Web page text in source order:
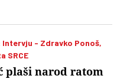
Intervju - Zdravko Ponoš,
SRCE
plaši narod ratom